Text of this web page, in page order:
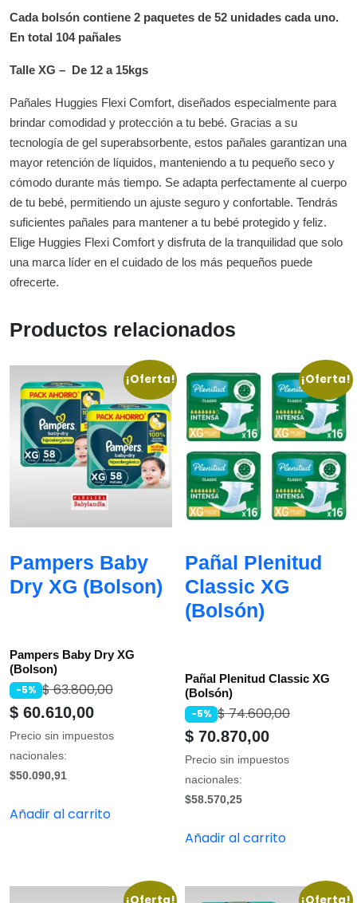
Cada bolsón contiene 2 paquetes de 52 unidades cada uno.
En total 104 pañales
Talle XG – De 12 a 15kgs
Pañales Huggies Flexi Comfort, diseñados especialmente para
brindar comodidad y protección a tu bebé. Gracias a su
tecnología de gel superabsorbente, estos pañales garantizan una
mayor retención de líquidos, manteniendo a tu pequeño seco y
cómodo durante más tiempo. Se adapta perfectamente al cuerpo
de tu bebé, permitiendo un ajuste seguro y confortable. Tendrás
suficientes pañales para mantener a tu bebé protegido y feliz.
Elige Huggies Flexi Comfort y disfruta de la tranquilidad que solo
una marca líder en el cuidado de los más pequeños puede
ofrecerte.
Productos relacionados
¡Oferta!
Pampers Baby
Dry XG (Bolson)
Pampers Baby Dry XG
(Bolson)
-5% $63.800,00
$ 60.610,00
Precio sin impuestos
nacionales:
$50.090,91
Añadir al carrito
¡Oferta!
Pañal Plenitud
Classic XG
(Bolsón)
Pañal Plenitud Classic XG
(Bolsón)
-5% $74.600,00
$ 70.870,00
Precio sin impuestos
nacionales:
$58.570,25
Añadir al carrito